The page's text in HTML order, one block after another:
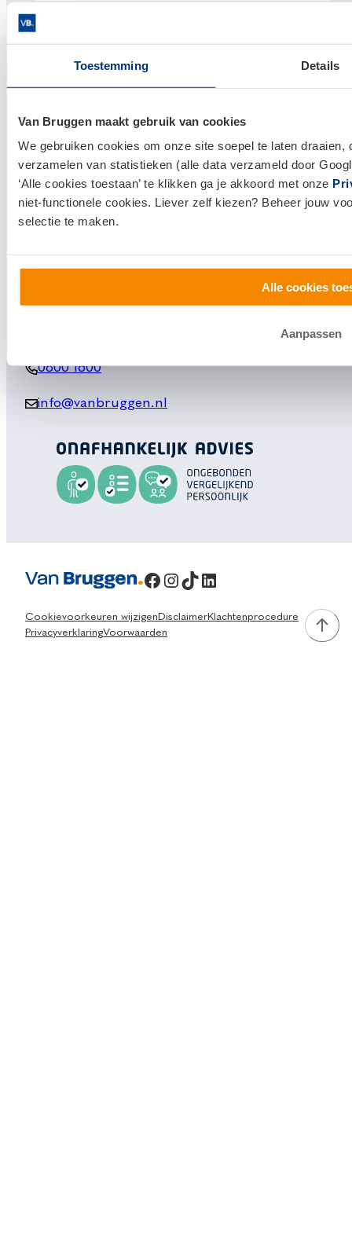
Toestemming Details
Van Bruggen maakt gebruik van cookies
We gebruiken cookies om onze site soepel te laten
verzamelen van statistieken (alle data verzameld door
‘Alle cookies toestaan’ te klikken ga je akkoord met onze
niet-functionele cookies. Liever zelf kiezen? Beheer jouw
selectie te maken.
Alle cookies
Aanpassen
Links
Hypotheek afsluiten
Financieel Advies
Makelaardij
Huis kopen
0800 1600
info@vanbruggen.nl
Facebook
Instagram
TikTok
LinkedIn
Cookievoorkeuren wijzigen DisclaimerKlachtenprocedure
PrivacyverklaringVoorwaarden